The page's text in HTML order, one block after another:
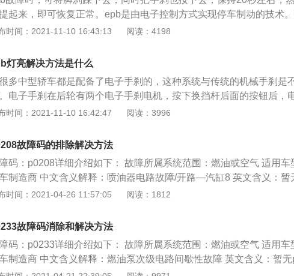
起来，即可恢复正常。epb是由电子控制方式实现停车制动的技术
的缩写，中文名是电子驻车制动系统，它代替了传统
刹按钮比传统的拉杆手刹更安全，不会因驾驶者的力度而改变制动效
的拉杆手刹变成了一个触手可及的按钮。此系统也释放了前排座间的
数汽车中，这部分空间有其他的用途。在电子驻车制动系统中，制
从而与纵向倾斜度设置的需求相匹配。汽车启动或加速时，按下按
放锁住刹车。
时间：2021-11-10 16:43:13 阅读：4198
灯亮解决方法是什么
多中型轿车都是配备了电子手刹的，这种系统与传统的机械手刹是
电子手刹在后轮有两个电子手刹电机，按下换挡杆后面的按钮后，
可以夹紧刹车片，这样车子就不会出现溜车现象了。一般配备电子
出现了故障，可能是电路出现了故障。车友们遇到这种问题后，一定
否则会影响自己用车。电子手刹一般情况下是不会出现什么故障的
手刹在换挡杆附近有一个手刹拉杆，这个手刹拉杆后面有手刹拉线
线是与后轮的手刹系统连接的。机械手刹使用起来是不如电子手刹
有很多中型轿车都不会再配备机械手刹了。机械手刹的手刹拉线长
时间：2021-11-10 16:42:47 阅读：3996
故障码的排除解决方法
码：p0208详细介绍如下： 故障所属系统范围：燃油或空气 适用车
制造商 中文含义解释：喷油器电路故障/开路—汽缸8 英文含义：暂
码相关知识： 1.元件在车上的位置及作用： a).喷油器一般装在进气
要求。2.元件的类型及结构原理和影响： a).喷油器是一个2线的常闭阀
器共有两个针脚。一个针脚接主继电器输出针脚，另一个接ecu的控
b).工作原理是当电磁线圈通电时，产生吸力，针阀被吸起，打开喷
阀头部的轴针与喷孔之间的环形间隙高速喷出，形成雾状。电子控
时间：2021-04-26 11:57:05 阅读：1812
故障码消除和解决方法
码：p0233详细介绍如下： 故障所属系统范围：燃油或空气 适用车
制造商 中文含义解释：燃油泵次级电路间歇性故障 英文含义：暂
相关知识： 1.燃油泵安装位置及作用： a).燃油泵安装在燃油箱内。